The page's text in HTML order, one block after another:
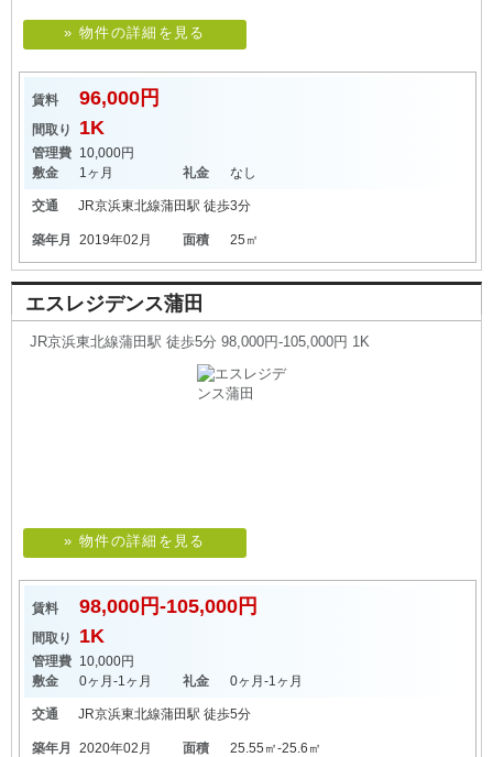
» 物件の詳細を見る
賃料 96,000円
間取り 1K
管理費 10,000円
敷金
1ヶ月 礼金 なし
交通 JR京浜東北線蒲田駅 徒歩3分
築年月 2019年02月 面積 25㎡
エスレジデンス蒲田
JR京浜東北線蒲田駅 徒歩5分 98,000円-105,000円 1K
» 物件の詳細を見る
賃料 98,000円-105,000円
間取り 1K
管理費 10,000円
敷金
0ヶ月-1ヶ月 礼金 0ヶ月-1ヶ月
交通 JR京浜東北線蒲田駅 徒歩5分
築年月 2020年02月 面積 25.55㎡-25.6㎡